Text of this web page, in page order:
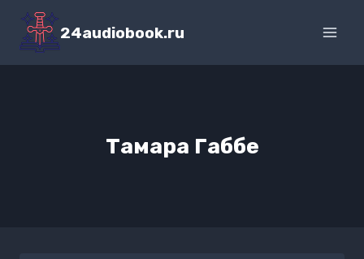
Перейти
содержимому
24audiobook.ru
Тамара Габбе